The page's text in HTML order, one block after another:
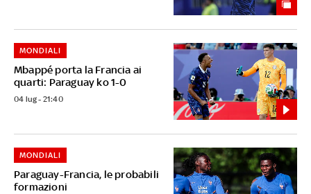
Mbappé porta la Francia ai
quarti: Paraguay ko 1-0
MONDIALI
04 lug - 21:40
Paraguay-Francia, le probabili
formazioni
MONDIALI